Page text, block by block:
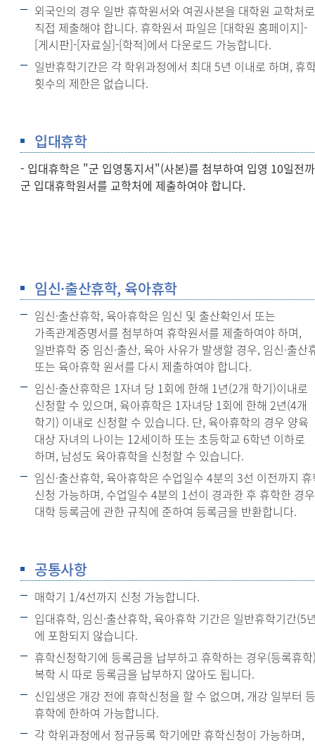
외국인의 경우 일반 휴학원서와 여권사본을 대학원 교학처로
직접 제출해야 합니다. 휴학원서 파일은 [대학원 홈페이지]-
[게시판]-[자료실]-[학적]에서 다운로드 가능합니다.
일반휴학기간은 각 학위과정에서 최대 5년 이내로 하며, 휴
횟수의 제한은 없습니다.
입대휴학
- 입대휴학은 "군 입영통지서"(사본)를 첨부하여 입영 10일전
군 입대휴학원서를 교학처에 제출하여야 합니다.
임신·출산휴학, 육아휴학
임신·출산휴학, 육아휴학은 임신 및 출산확인서 또는
가족관계증명서를 첨부하여 휴학원서를 제출하여야 하며,
일반휴학 중 임신·출산, 육아 사유가 발생할 경우, 임신·출산
또는 육아휴학 원서를 다시 제출하여야 합니다.
임신·출산휴학은 1자녀 당 1회에 한해 1년(2개 학기)이내로
신청할 수 있으며, 육아휴학은 1자녀당 1회에 한해 2년(4개
학기) 이내로 신청할 수 있습니다. 단, 육아휴학의 경우 양육
대상 자녀의 나이는 12세이하 또는 초등학교 6학년 이하로
하며, 남성도 육아휴학을 신청할 수 있습니다.
임신·출산휴학, 육아휴학은 수업일수 4분의 3선 이전까지
신청 가능하며, 수업일수 4분의 1선이 경과한 후 휴학한 경
대학 등록금에 관한 규칙에 준하여 등록금을 반환합니다.
공통사항
매학기 1/4선까지 신청 가능합니다.
입대휴학, 임신·출산휴학, 육아휴학 기간은 일반휴학기간(5
에 포함되지 않습니다.
휴학신청학기에 등록금을 납부하고 휴학하는 경우(등록휴
복학 시 따로 등록금을 납부하지 않아도 됩니다.
신입생은 개강 전에 휴학신청을 할 수 없으며, 개강 일부터
휴학에 한하여 가능합니다.
각 학위과정에서 정규등록 학기에만 휴학신청이 가능하며,